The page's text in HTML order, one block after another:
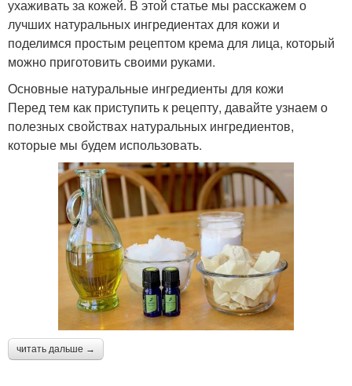
ухаживать за кожей. В этой статье мы расскажем о
лучших натуральных ингредиентах для кожи и
поделимся простым рецептом крема для лица, который
можно приготовить своими руками.
Основные натуральные ингредиенты для кожи
Перед тем как приступить к рецепту, давайте узнаем о
полезных свойствах натуральных ингредиентов,
которые мы будем использовать.
читать дальше →